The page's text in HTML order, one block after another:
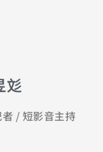
彣
/ 短影音主持